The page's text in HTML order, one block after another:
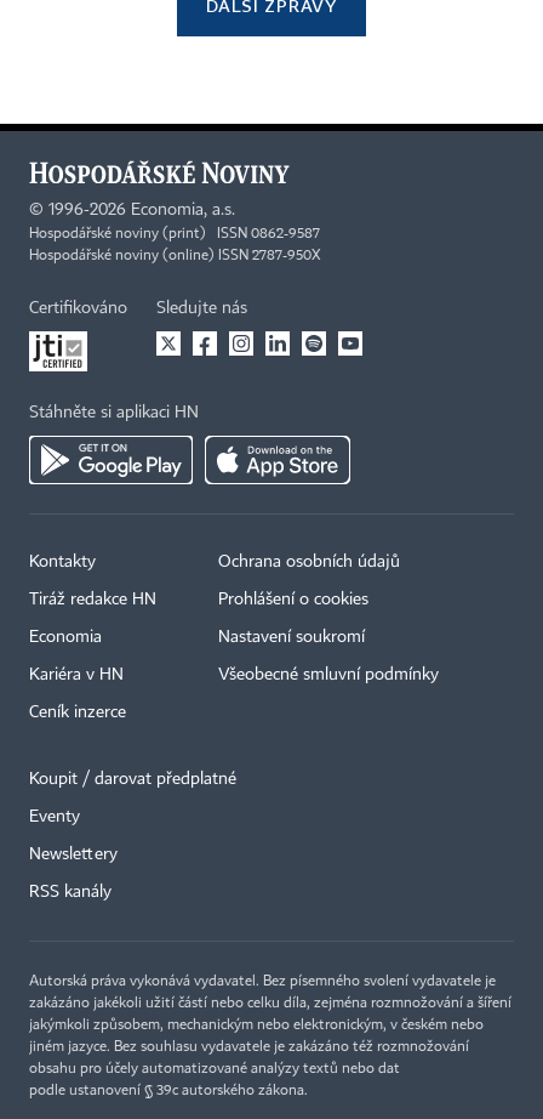
DALŠÍ ZPRÁVY
© 1996-2026 Economia, a.s.
Hospodářské noviny (print) ISSN 0862-9587
Hospodářské noviny (online) ISSN 2787-950X
Certifikováno Sledujte nás
Stáhněte si aplikaci HN
Kontakty
Tiráž redakce HN
Economia
Kariéra v HN
Ceník inzerce
Ochrana osobních údajů
Prohlášení o cookies
Nastavení soukromí
Všeobecné smluvní podmínky
Koupit / darovat předplatné
Eventy
Newslettery
RSS kanály
Autorská práva vykonává vydavatel. Bez písemného svolení vydavatele je
zakázáno jakékoli užití částí nebo celku díla, zejména rozmnožování a šíření
jakýmkoli způsobem, mechanickým nebo elektronickým, v českém nebo
jiném jazyce. Bez souhlasu vydavatele je zakázáno též rozmnožování
obsahu pro účely automatizované analýzy textů nebo dat
podle ustanovení § 39c autorského zákona.